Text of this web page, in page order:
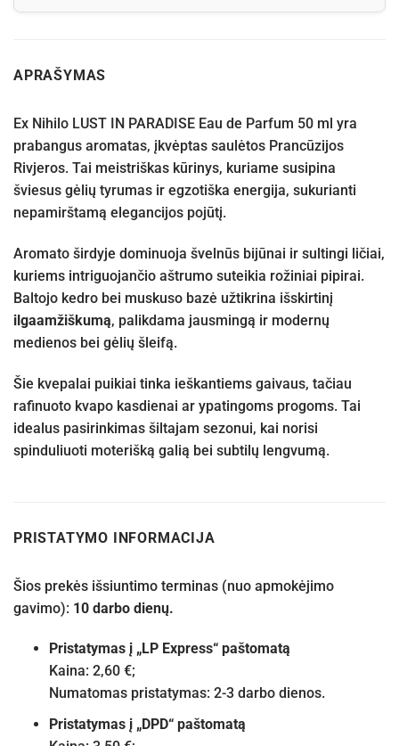
APRAŠYMAS
Ex Nihilo LUST IN PARADISE Eau de Parfum 50 ml yra
prabangus aromatas, įkvėptas saulėtos Prancūzijos
Rivjeros. Tai meistriškas kūrinys, kuriame susipina
šviesus gėlių tyrumas ir egzotiška energija, sukurianti
nepamirštamą elegancijos pojūtį.
Aromato širdyje dominuoja švelnūs bijūnai ir sultingi ličiai,
kuriems intriguojančio aštrumo suteikia rožiniai pipirai.
Baltojo kedro bei muskuso bazė užtikrina išskirtinį
ilgaamžiškumą, palikdama jausmingą ir modernų
medienos bei gėlių šleifą.
Šie kvepalai puikiai tinka ieškantiems gaivaus, tačiau
rafinuoto kvapo kasdienai ar ypatingoms progoms. Tai
idealus pasirinkimas šiltajam sezonui, kai norisi
spinduliuoti moterišką galią bei subtilų lengvumą.
PRISTATYMO INFORMACIJA
Šios prekės išsiuntimo terminas (nuo apmokėjimo
gavimo): 10 darbo dienų.
Pristatymas į „LP Express“ paštomatą
Kaina: 2,60 €;
Numatomas pristatymas: 2-3 darbo dienos.
Pristatymas į „DPD“ paštomatą